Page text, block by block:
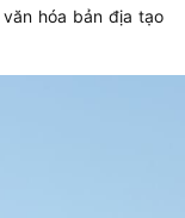
hóa bản địa tạo